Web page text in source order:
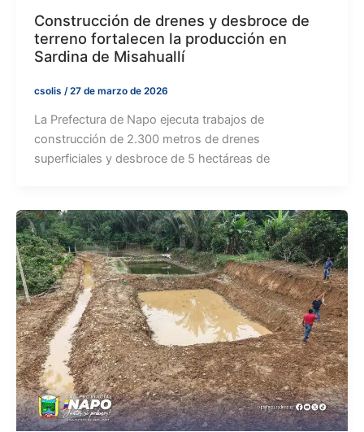
Construcción de drenes y desbroce de
terreno fortalecen la producción en
Sardina de Misahuallí
csolis /27 de marzo de 2026
La Prefectura de Napo ejecuta trabajos de
construcción de 2.300 metros de drenes
superficiales y desbroce de 5 hectáreas de